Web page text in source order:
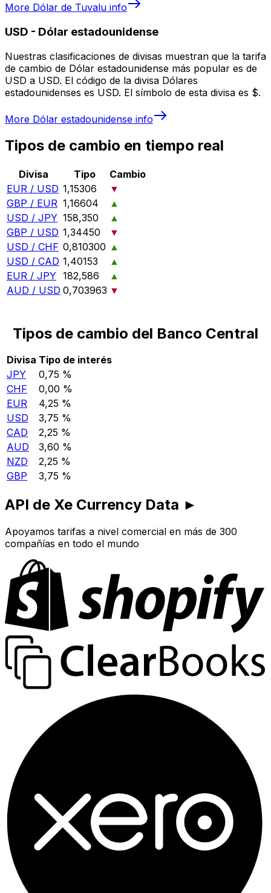
More Dólar de Tuvalu info
USD - Dólar estadounidense
Nuestras clasificaciones de divisas muestran que la tarifa
de cambio de Dólar estadounidense más popular es de
USD a USD. El código de la divisa Dólares
estadounidenses es USD. El símbolo de esta divisa es $.
More Dólar estadounidense info
Tipos de cambio en tiempo real
Divisa Tipo
Cambio
EUR / USD 1,15306
▼
GBP / EUR 1,16604
▲
USD / JPY 158,350
▲
GBP / USD 1,34450
▼
USD / CHF 0,810300 ▲
USD / CAD 1,40153
▲
EUR / JPY 182,586
▲
AUD / USD 0,703963 ▼
Tipos de cambio del Banco Central
Divisa Tipo de interés
JPY
0,75 %
CHF
0,00 %
EUR
4,25 %
USD
3,75 %
CAD
2,25 %
AUD
3,60 %
NZD
2,25 %
GBP
3,75 %
API de Xe Currency Data ►
Apoyamos tarifas a nivel comercial en más de 300
compañías en todo el mundo